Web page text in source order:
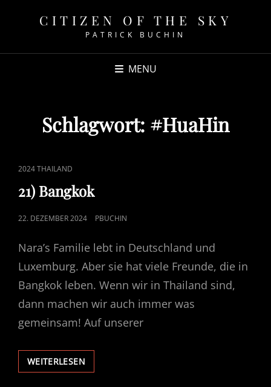
CITIZEN OF THE SKY
PATRICK BUCHIN
MENU
Schlagwort: #HuaHin
CAT
LINKS
2024 THAILAND
21) Bangkok
POSTED
22. DEZEMBER 2024 PBUCHIN
Nara’s Familie lebt in Deutschland und
Luxemburg. Aber sie hat viele Freunde, die in
Bangkok leben. Wenn wir in Thailand sind,
dann machen wir auch immer was
gemeinsam! Auf unserer
WEITERLESEN21)
BANGKOK